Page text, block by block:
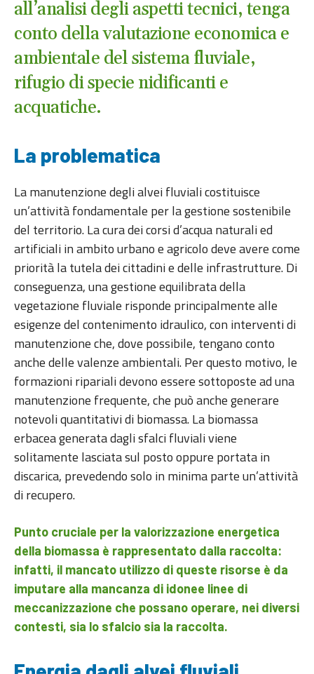
all’analisi degli aspetti tecnici, tenga
conto della valutazione economica e
ambientale del sistema fluviale,
rifugio di specie nidificanti e
acquatiche.
La problematica
La manutenzione degli alvei fluviali costituisce
un’attività fondamentale per la gestione sostenibile
del territorio. La cura dei corsi d’acqua naturali ed
artificiali in ambito urbano e agricolo deve avere come
priorità la tutela dei cittadini e delle infrastrutture. Di
conseguenza, una gestione equilibrata della
vegetazione fluviale risponde principalmente alle
esigenze del contenimento idraulico, con interventi di
manutenzione che, dove possibile, tengano conto
anche delle valenze ambientali. Per questo motivo, le
formazioni ripariali devono essere sottoposte ad una
manutenzione frequente, che può anche generare
notevoli quantitativi di biomassa. La biomassa
erbacea generata dagli sfalci fluviali viene
solitamente lasciata sul posto oppure portata in
discarica, prevedendo solo in minima parte un’attività
di recupero.
Punto cruciale per la valorizzazione energetica
della biomassa è rappresentato dalla raccolta:
infatti, il mancato utilizzo di queste risorse è da
imputare alla mancanza di idonee linee di
meccanizzazione che possano operare, nei diversi
contesti, sia lo sfalcio sia la raccolta.